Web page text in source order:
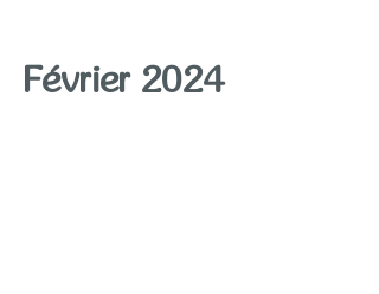
Février 2024